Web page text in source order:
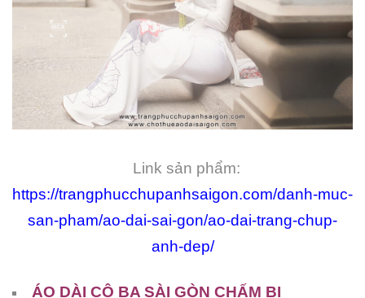
Link sản phẩm:
https://trangphucchupanhsaigon.com/danh-muc-
san-pham/ao-dai-sai-gon/ao-dai-trang-chup-
anh-dep/
ÁO DÀI CÔ BA SÀI GÒN CHẤM BI